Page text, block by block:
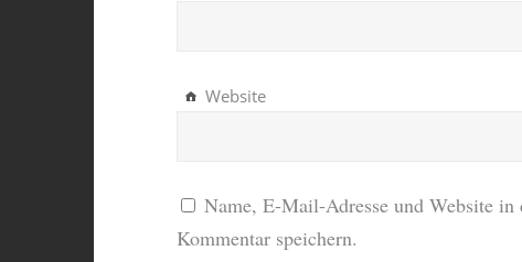
Website
Name, E-Mail-Adresse und Website
Kommentar speichern.